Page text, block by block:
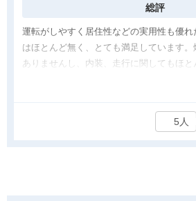
ティなのに、タイヤのホイルカバーがダサ
総評
運転がしやすく居住性などの実用性も優れ
はほとんど無く、とても満足しています
ありませんし、内装、走行に関してもほ
狭い道や細い道を走行しても車体が小さ
5人